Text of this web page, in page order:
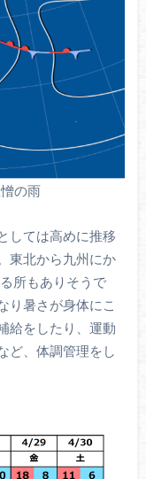
の雨
しては高めに推移
東北から九州にか
所もありそうで
り暑さが身体にこ
給をしたり、運動
ど、体調管理をし